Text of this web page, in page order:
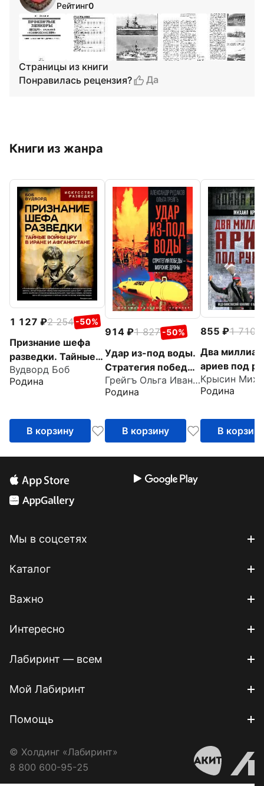
Рейтинг0
Страницы из книги
Понравилась рецензия?
Да
Книги из жанра
1 127 2 254 -50%
Признание шефа
разведки. Тайные
войны ЦРУ в Иране
и Афганистане
Вудворд Боб
Родина
В корзину
914 1 827 -50%
Удар из-под воды.
Стратегия победы
- морские дроны Грейгъ Ольга Ивановна
Родина
В корзину
855 1 710
Два
ариев под
Индо-
конфликт в
1948 годы
Родина
В корзину
Мы в соцсетях
Каталог
Важно
Интересно
Лабиринт — всем
Мой Лабиринт
Помощь
© Холдинг «Лабиринт»
8 800 600-95-25